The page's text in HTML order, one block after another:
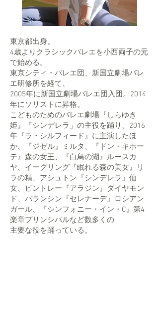
東京都出身。
4歳よりクラシックバレエを小西両子の元
で始める。
東京シティ・バレエ団、新国立劇場バレ
エ研修所を経て、
2005年に新国立劇場バレエ団入団。2014
年にソリストに昇格。
こどものためのバレエ劇場『しらゆき
姫』『シンデレラ」の主役を踊り、2016
年『ラ・シルフィード』に主演したほ
か、『ジゼル』ミルタ、『ドン・キホー
テ』森の女王、『白鳥の湖』ルースカ
ヤ、イーグリング『眠れる森の美女』リ
ラの精、アシュトン『シンデレラ』仙
女、ビントレー『アラジン』ダイヤモン
ド、バランシン『セレナーデ』ロシアン
ガール、『シンフォニー・イン・C』第4
楽章プリンシパルなど数多くの
主要な役を踊っている。